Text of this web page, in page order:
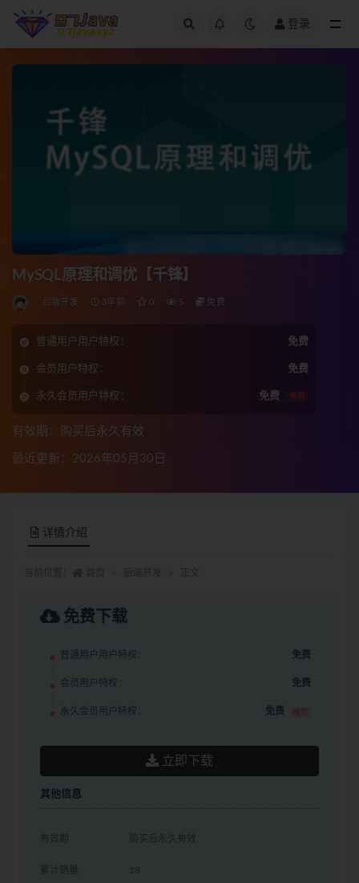
登录
MySQL原理和调优【千锋】
后端开发 3年前 0 5 免费
普通用户用户特权： 免费
会员用户特权： 免费
永久会员用户特权： 免费 推荐
有效期：购买后永久有效
最近更新：2026年05月30日
详情介绍
免费下载
普通用户用户特权： 免费
会员用户特权： 免费
永久会员用户特权： 免费 推荐
立即下载
其他信息
有效期 购买后永久有效
累计销量 18